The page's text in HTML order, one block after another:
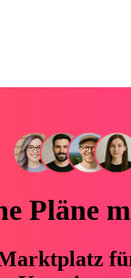
Pläne